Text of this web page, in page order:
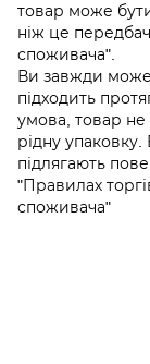
товар може
ніж це
споживача".
Ви завжди
підходить
умова, товар
рідну
підлягають
"Правилах
споживача"